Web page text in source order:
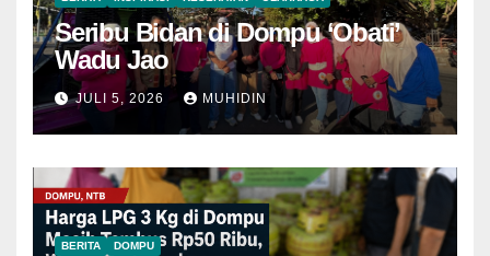
Seribu Bidan di Dompu ‘Obati’
Wadu Jao
JULI 5, 2026 MUHIDIN
BERITA DOMPU